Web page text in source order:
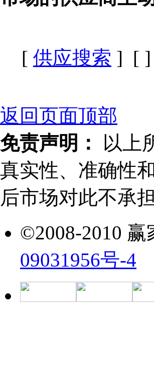
[ 供应搜索 ] [
返回页面顶部
免责声明：
以上
真实性、准确性
后市场对此不承
©2008-2010 赢
09031956号-4